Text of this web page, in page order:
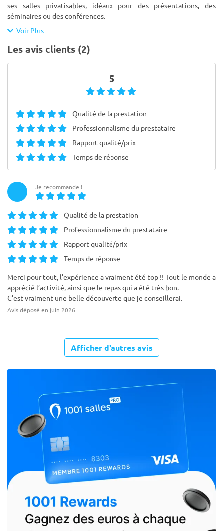
ses salles privatisables, idéaux pour des présentations, des
séminaires ou des conférences.
Voir Plus
Les avis clients (2)
5
Qualité de la prestation
Professionnalisme du prestataire
Rapport qualité/prix
Temps de réponse
Je recommande !
Qualité de la prestation
Professionnalisme du prestataire
Rapport qualité/prix
Temps de réponse
Merci pour tout, l’expérience a vraiment été top !! Tout le monde a
apprécié l’activité, ainsi que le repas qui a été très bon.
C’est vraiment une belle découverte que je conseillerai.
Avis déposé en juin 2026
Afficher d'autres avis